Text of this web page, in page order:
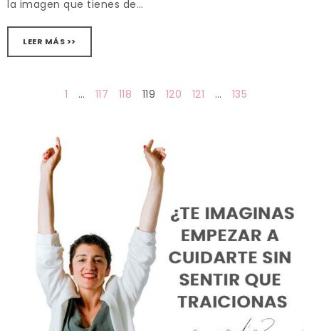
la imagen que tienes de…
LEER MÁS >>
1 … 117 118 119 120 121 … 135